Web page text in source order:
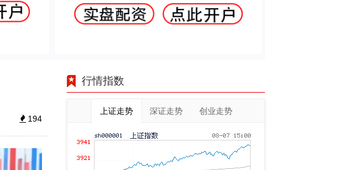
194
行情指数
上证走势 深证走势 创业走势